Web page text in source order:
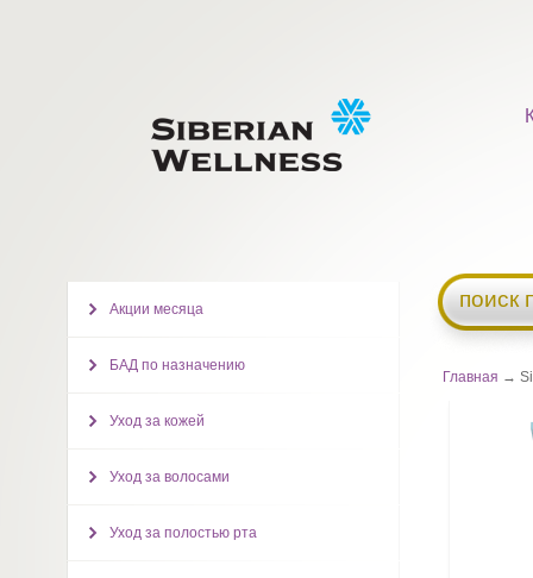
поиск
Главная →
Акции месяца
БАД по назначению
Уход за кожей
Уход за волосами
Уход за полостью рта